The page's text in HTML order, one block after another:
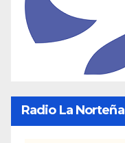
Radio La Norteña